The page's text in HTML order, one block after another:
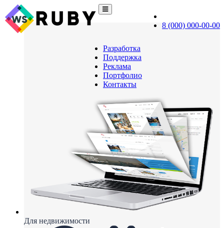
8 (000) 000-00-00
Разработка
Поддержка
Реклама
Портфолио
Контакты
Для недвижимости